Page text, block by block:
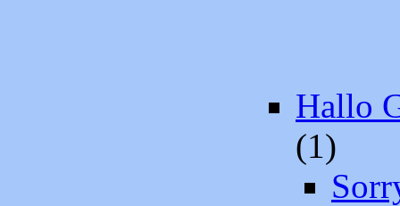
Hallo
(1)